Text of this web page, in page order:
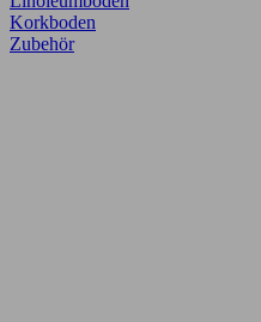
Korkboden
Zubehör